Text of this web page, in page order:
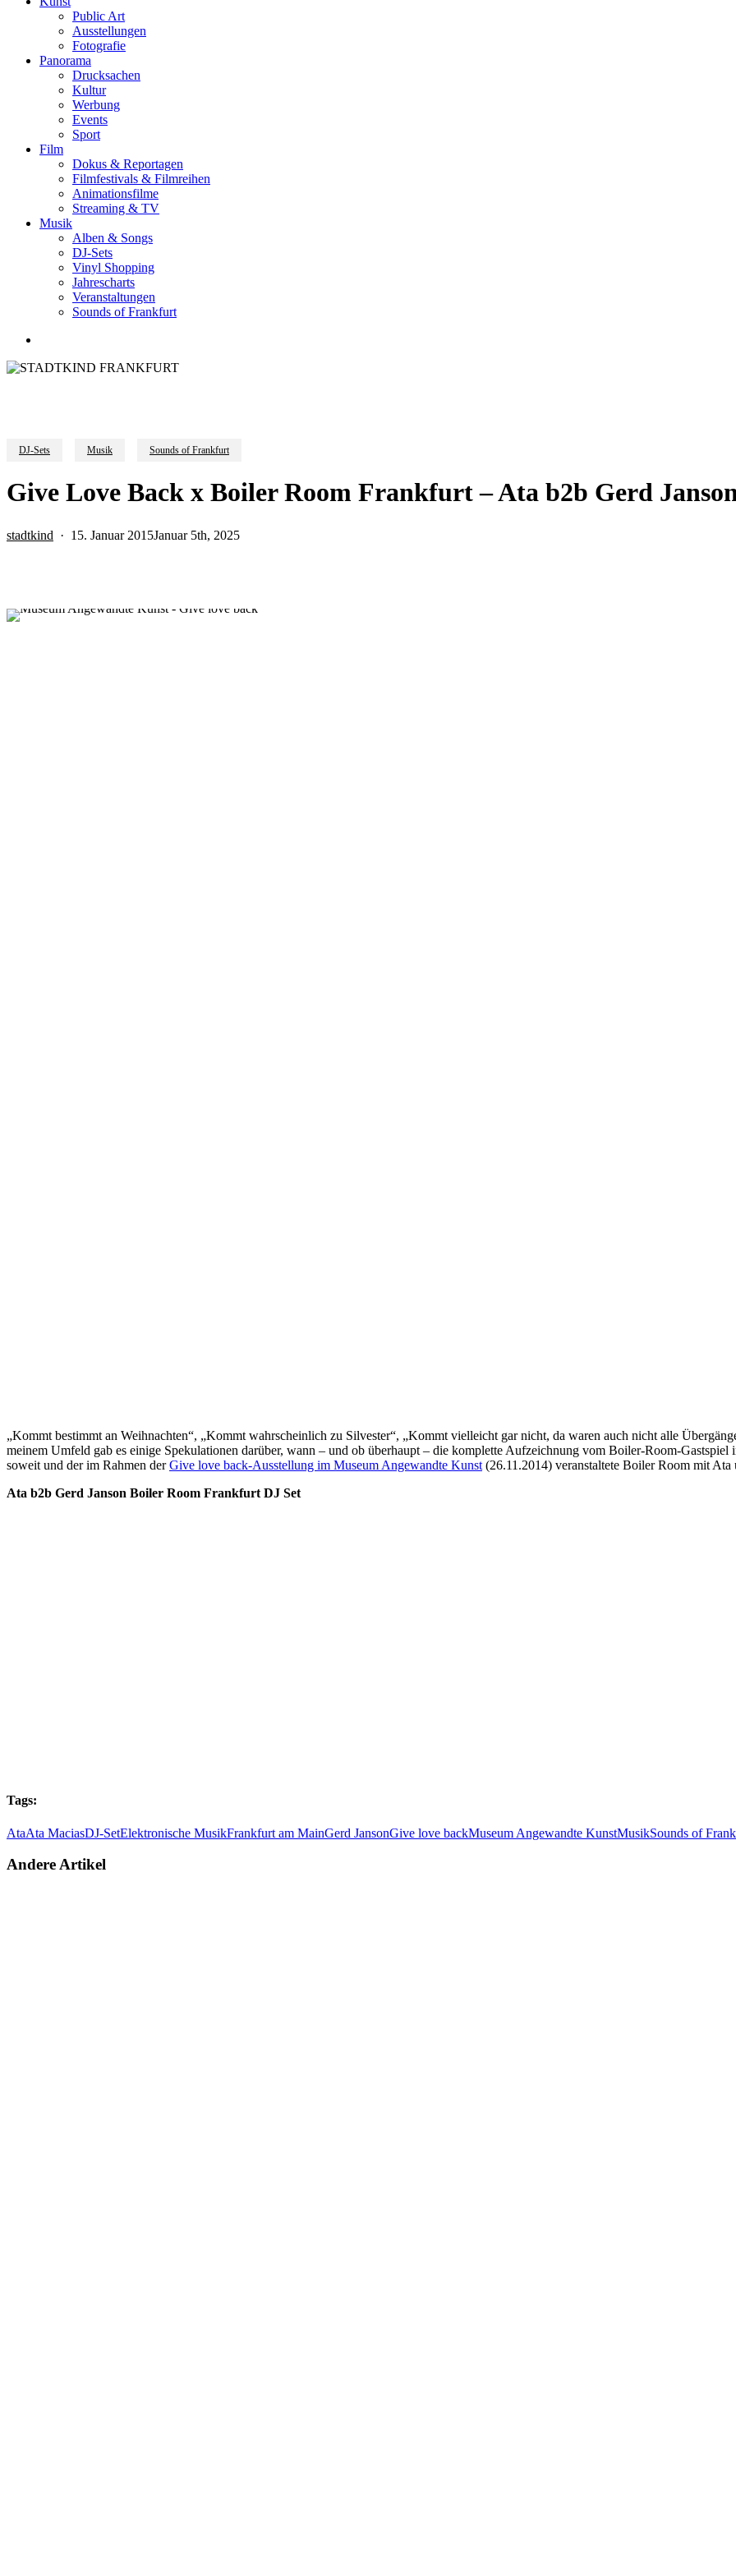
Public Art
Ausstellungen
Fotografie
Panorama
Drucksachen
Kultur
Werbung
Events
Sport
Film
Dokus & Reportagen
Filmfestivals & Filmreihen
Animationsfilme
Streaming & TV
Musik
Alben & Songs
DJ-Sets
Vinyl Shopping
Jahrescharts
Veranstaltungen
Sounds of Frankfurt
DJ-Sets Musik Sounds of Frankfurt
Give Love Back x Boiler Room Frankfurt – Ata b2b Gerd
stadtkind 15. Januar 2015Januar 5th, 2025
„Kommt bestimmt an Weihnachten“, „Kommt wahrscheinlich zu Silvester“, „Kommt vielleicht gar nicht, da waren auch nicht alle
meinem Umfeld gab es einige Spekulationen darüber, wann – und ob überhaupt – die komplette Aufzeichnung vom Boiler-Room-
soweit und der im Rahmen derGive love back-Ausstellung im Museum Angewandte Kunst (26.11.2014) veranstaltete Boiler Room mit Ata
Ata b2b Gerd Janson Boiler Room Frankfurt DJ Set
Tags:
AtaAta MaciasDJ-SetElektronische MusikFrankfurt am MainGerd JansonGive love backMuseum Angewandte KunstMusikSounds of
Andere Artikel